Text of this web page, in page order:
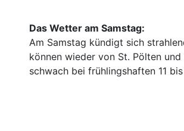
Das Wetter am Samstag:
Am Samstag kündigt sich
können wieder von St. Pölten
schwach bei frühlingshaften 11